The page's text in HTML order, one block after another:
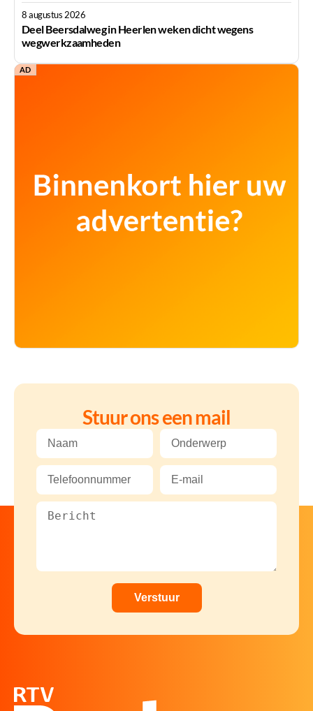
8 augustus 2026
Deel Beersdalweg in Heerlen weken dicht wegens
wegwerkzaamheden
AD
Stuur ons een mail